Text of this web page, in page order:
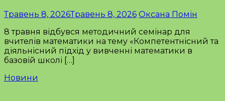
Травень 8, 2026Травень 8, 2026 Оксана Помін
8 травня відбувся методичний семінар для
вчителів математики на тему «Компетентнісний та
діяльнісний підхід у вивченні математики в
базовій школі […]
Новини